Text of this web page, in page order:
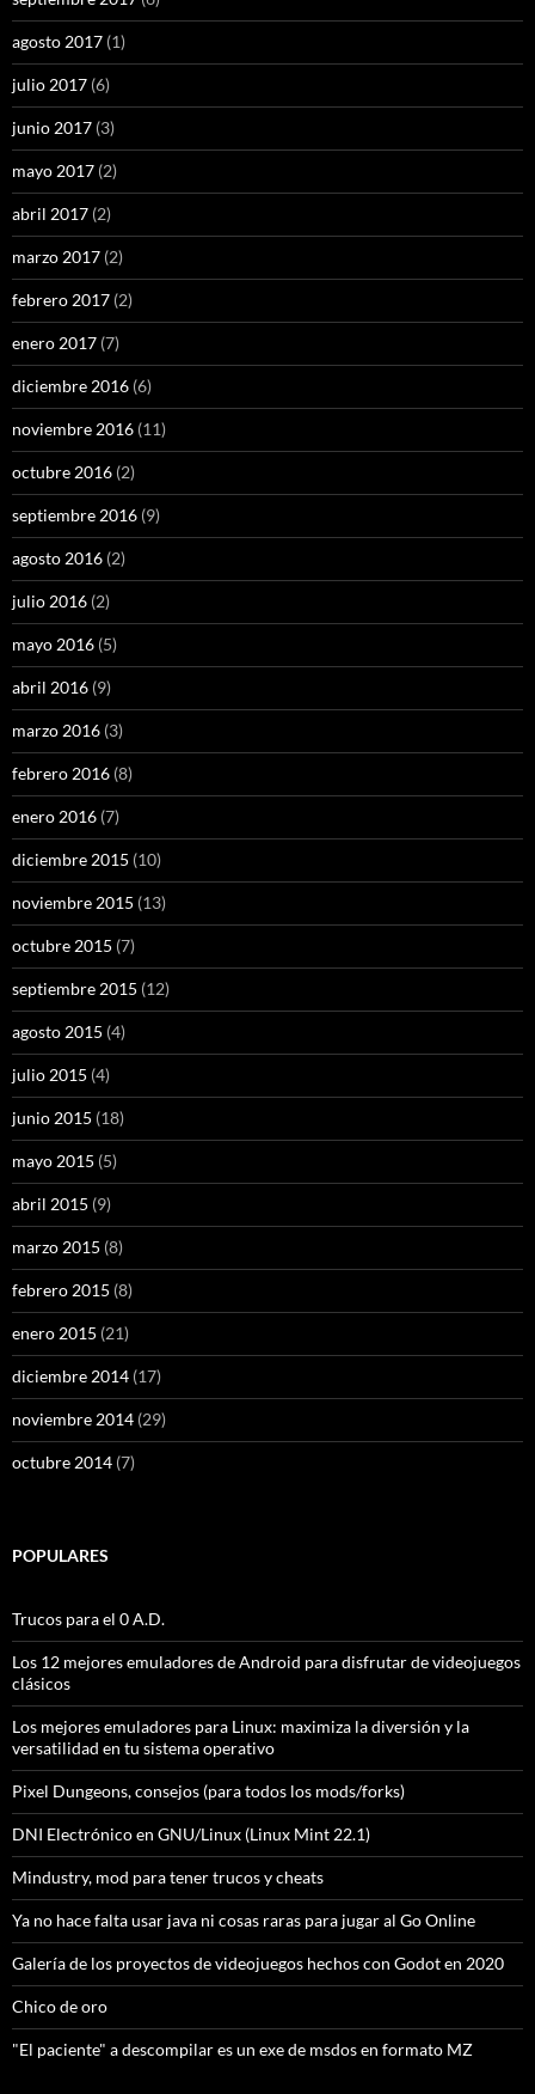
agosto 2017 (1)
julio 2017 (6)
junio 2017 (3)
mayo 2017 (2)
abril 2017 (2)
marzo 2017 (2)
febrero 2017 (2)
enero 2017 (7)
diciembre 2016 (6)
noviembre 2016 (11)
octubre 2016 (2)
septiembre 2016 (9)
agosto 2016 (2)
julio 2016 (2)
mayo 2016 (5)
abril 2016 (9)
marzo 2016 (3)
febrero 2016 (8)
enero 2016 (7)
diciembre 2015 (10)
noviembre 2015 (13)
octubre 2015 (7)
septiembre 2015 (12)
agosto 2015 (4)
julio 2015 (4)
junio 2015 (18)
mayo 2015 (5)
abril 2015 (9)
marzo 2015 (8)
febrero 2015 (8)
enero 2015 (21)
diciembre 2014 (17)
noviembre 2014 (29)
octubre 2014 (7)
POPULARES
Trucos para el 0 A.D.
Los 12 mejores emuladores de Android para disfrutar de videojuegos
clásicos
Los mejores emuladores para Linux: maximiza la diversión y la
versatilidad en tu sistema operativo
Pixel Dungeons, consejos (para todos los mods/forks)
DNI Electrónico en GNU/Linux (Linux Mint 22.1)
Mindustry, mod para tener trucos y cheats
Ya no hace falta usar java ni cosas raras para jugar al Go Online
Galería de los proyectos de videojuegos hechos con Godot en 2020
Chico de oro
"El paciente" a descompilar es un exe de msdos en formato MZ